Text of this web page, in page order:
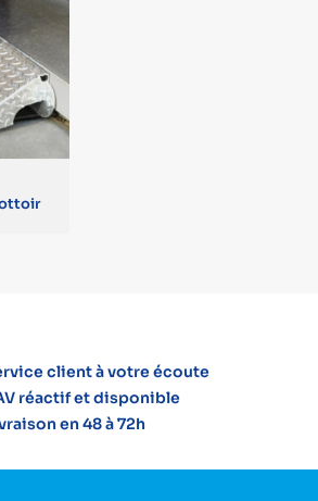
client à votre écoute
réactif et disponible
en 48 à 72h